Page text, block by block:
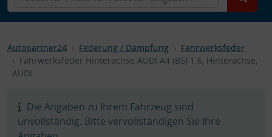
Autopartner24 Federung / Dämpfung
Fahrwerksfeder
Fahrwerksfeder Hinterachse AUDI A4 (B5) 1.6, Hinterachse,
AUDI
Die Angaben zu Ihrem Fahrzeug sind
unvollständig. Bitte vervollständigen Sie Ihre